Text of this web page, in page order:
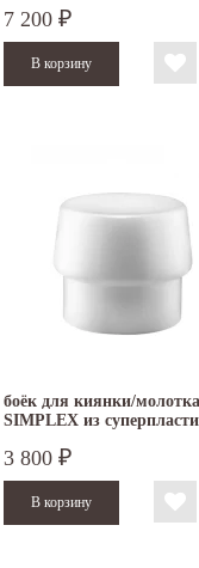
7 200 ₽
боёк для киянки/молотка
SIMPLEX из
3 800 ₽